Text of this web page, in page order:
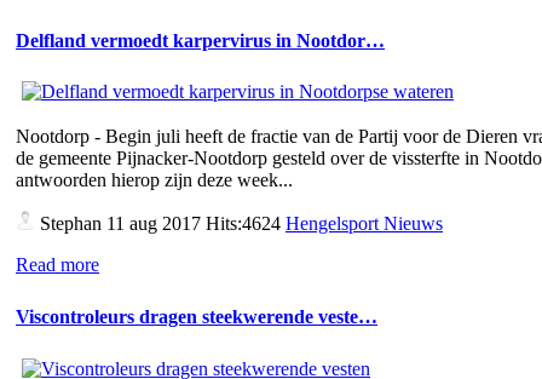
Delfland vermoedt karpervirus in Nootdor…
Nootdorp - Begin juli heeft de fractie van de Partij voor de Dieren
de gemeente Pijnacker-Nootdorp gesteld over de vissterfte in
antwoorden hierop zijn deze week...
Stephan 11 aug 2017 Hits:4624 Hengelsport Nieuws
Read more
Viscontroleurs dragen steekwerende veste…